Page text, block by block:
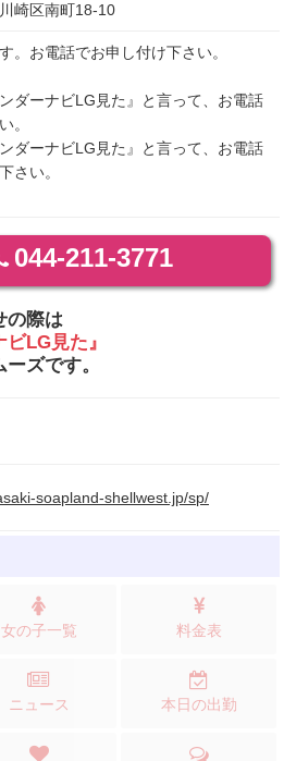
崎区南町18-10
。お電話でお申し付け下さい。
ダーナビLG見た』と言って、お電話
。
ダーナビLG見た』と言って、お電話
さい。
044-211-3771
の際は
ビLG見た』
ズです。
soapland-shellwest.jp/sp/
女の子一覧 料金表
ニュース 本日の出勤